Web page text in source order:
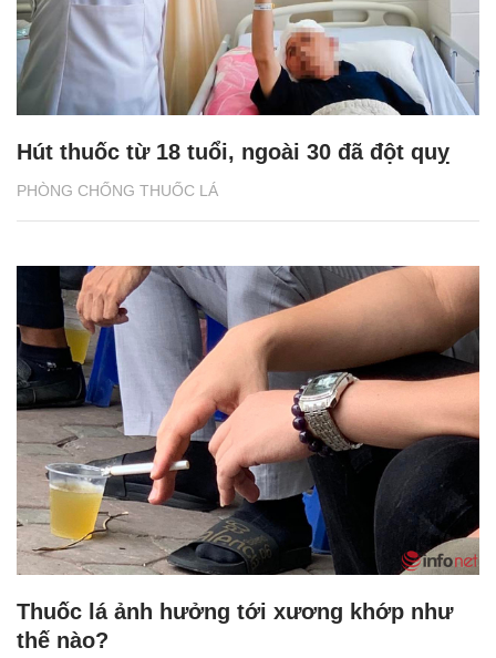
PHÒNG CHỐNG THUỐC LÁ
Hút thuốc từ 18 tuổi, ngoài 30 đã đột quỵ
Thuốc lá ảnh hưởng tới xương khớp như
thế nào?